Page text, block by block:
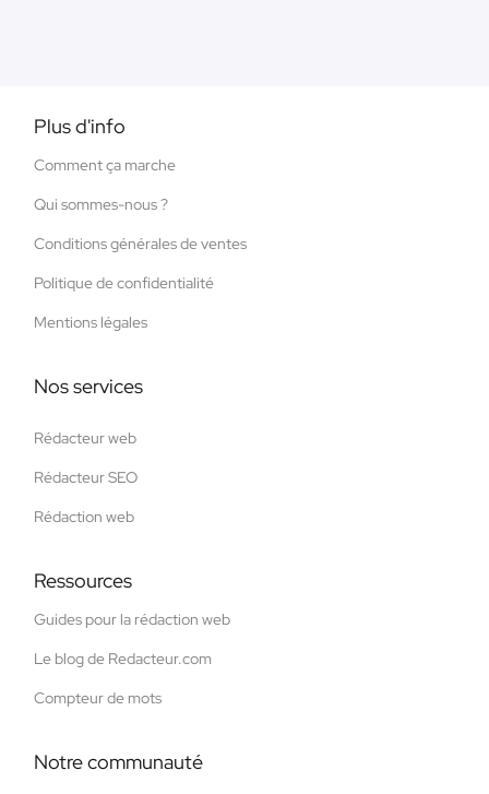
Plus d'info
Comment ça marche
Qui sommes-nous ?
Conditions générales de ventes
Politique de confidentialité
Mentions légales
Nos services
Rédacteur web
Rédacteur SEO
Rédaction web
Ressources
Guides pour la rédaction web
Le blog de Redacteur.com
Compteur de mots
Notre communauté